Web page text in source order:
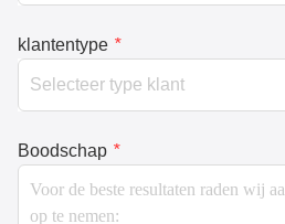
klantentype *
Boodschap *